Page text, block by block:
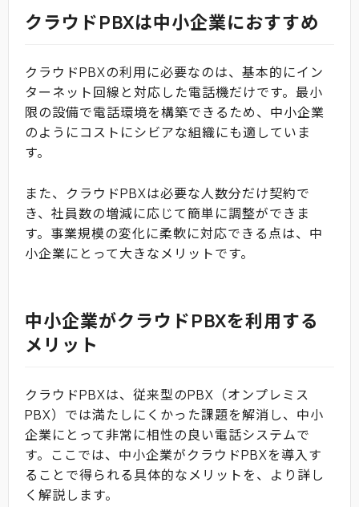
クラウドPBXは中小企業におすすめ
クラウドPBXの利用に必要なのは、基本的にイン
ターネット回線と対応した電話機だけです。最小
限の設備で電話環境を構築できるため、中小企業
のようにコストにシビアな組織にも適していま
す。
また、クラウドPBXは必要な人数分だけ契約で
き、社員数の増減に応じて簡単に調整ができま
す。事業規模の変化に柔軟に対応できる点は、中
小企業にとって大きなメリットです。
中小企業がクラウドPBXを利用する
メリット
クラウドPBXは、従来型のPBX（オンプレミス
PBX）では満たしにくかった課題を解消し、中小
企業にとって非常に相性の良い電話システムで
す。ここでは、中小企業がクラウドPBXを導入す
ることで得られる具体的なメリットを、より詳し
く解説します。